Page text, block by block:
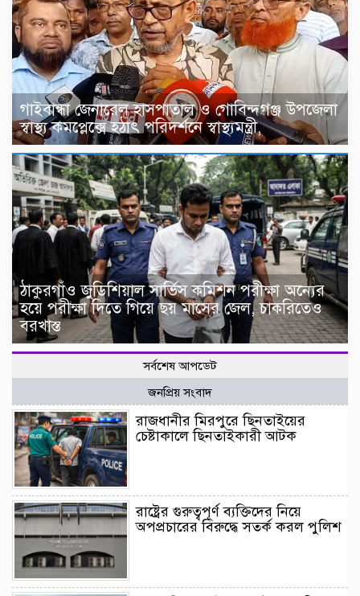
গাইবান্ধা জেনারেল হাসপাতাল ও গোবিন্দগঞ্জ উপজেলা
স্বাস্থ্য কমপ্লেক্সে হঠাৎ পরিদর্শনে স্বাস্থ্যমন্ত্রী,
ঠাকুরগাঁও জুডিশিয়াল সার্ভিস কমিশন পরীক্ষা অন্যের
হয়ে পরীক্ষা দিতে গিয়ে ছয় মাসের জেল, চাকরিতেও
বরখাস্ত
সর্বশেষ আপডেট
জনপ্রিয় সংবাদ
রাজধানীর মিরপুরে ছিনতাইয়ের
চেষ্টাকালে ছিনতাইকারী আটক
রাষ্ট্রের গুরুত্বপূর্ণ ব্যক্তিদের নিয়ে
অপপ্রচারের বিরুদ্ধে সতর্ক করল পুলিশ